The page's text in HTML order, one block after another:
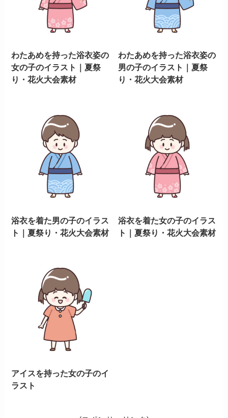
わたあめを持った浴衣姿の
女の子のイラスト｜夏祭
り・花火大会素材
わたあめを持った浴衣姿の
男の子のイラスト｜夏祭
り・花火大会素材
浴衣を着た男の子のイラス
ト｜夏祭り・花火大会素材
浴衣を着た女の子のイラス
ト｜夏祭り・花火大会素材
アイスを持った女の子のイ
ラスト